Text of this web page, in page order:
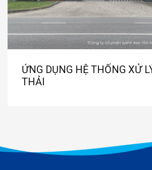
ỨNG DỤNG HỆ THỐNG XỬ
THẢI